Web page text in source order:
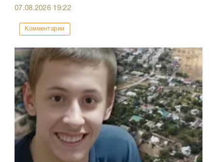
07.08.2026 19:22
Комментарии